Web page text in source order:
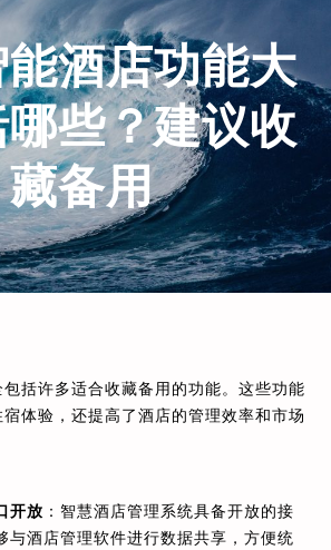
酒店功能大
些？建议收
藏备用
括许多适合收藏备用的功能。这些功能
体验，还提高了酒店的管理效率和市场
开放 ：智慧酒店管理系统具备开放的接
与酒店管理软件进行数据共享，方便统